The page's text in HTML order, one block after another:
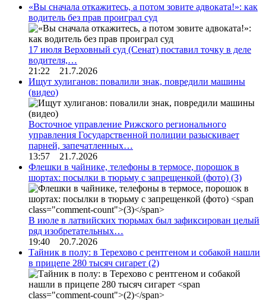
«Вы сначала откажитесь, а потом зовите адвоката!»: как
водитель без прав проиграл суд
17 июля Верховный суд (Сенат) поставил точку в деле
водителя,…
21:22 21.7.2026
Ищут хулиганов: повалили знак, повредили машины
(видео)
Восточное управление Рижского регионального
управления Государственной полиции разыскивает
парней, запечатленных…
13:57 21.7.2026
Флешки в чайнике, телефоны в термосе, порошок в
шортах: посылки в тюрьму с запрещенкой (фото) (3)
В июле в латвийских тюрьмах был зафиксирован целый
ряд изобретательных…
19:40 20.7.2026
Тайник в полу: в Терехово с рентгеном и собакой нашли
в прицепе 280 тысяч сигарет (2)